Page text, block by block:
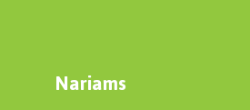
Nariams